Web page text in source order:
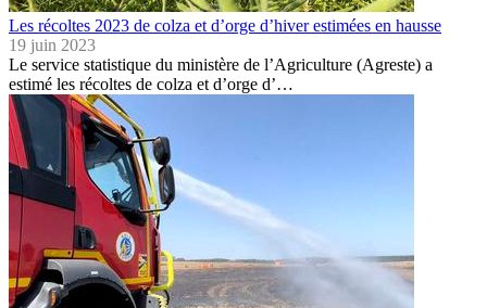
Les récoltes 2023 de colza et d’orge d’hiver estimées en hausse
19 juin 2023
Le service statistique du ministère de l’Agriculture (Agreste) a
estimé les récoltes de colza et d’orge d’…